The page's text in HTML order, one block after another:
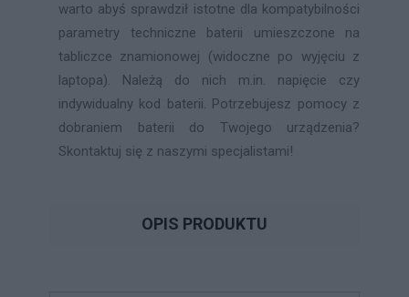
warto abyś sprawdził istotne dla kompatybilności
parametry techniczne baterii umieszczone na
tabliczce znamionowej (widoczne po wyjęciu z
laptopa). Należą do nich m.in. napięcie czy
indywidualny kod baterii. Potrzebujesz pomocy z
dobraniem baterii do Twojego urządzenia?
Skontaktuj się z naszymi specjalistami!
OPIS PRODUKTU